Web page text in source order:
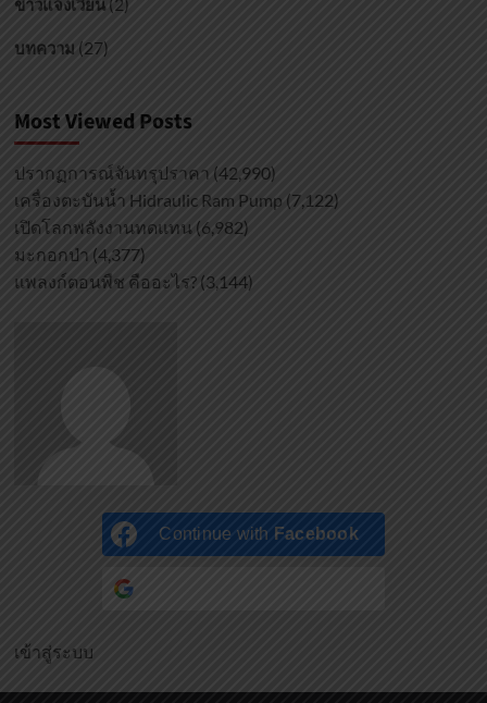
ข่าวแจ้งเวียน
บทความ (27)
Most Viewed Posts
ปรากฏการณ์จันทรุปราคา (42,990)
เครื่องตะบันน้ำ Hidraulic Ram Pump (7,122)
เปิดโลกพลังงานทดแทน (6,982)
มะกอกป่า (4,377)
แพลงก์ตอนพืช คืออะไร? (3,144)
Continue with Facebook
เข้าสู่ระบบ